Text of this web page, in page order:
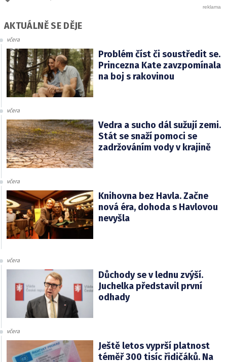
AKTUÁLNĚ SE DĚJE
včera
Problém číst či soustředit se.
Princezna Kate zavzpomínala
na boj s rakovinou
včera
Vedra a sucho dál sužují zemi.
Stát se snaží pomoci se
zadržováním vody v krajině
včera
Knihovna bez Havla. Začne
nová éra, dohoda s Havlovou
nevyšla
včera
Důchody se v lednu zvýší.
Juchelka představil první
odhady
včera
Ještě letos vyprší platnost
téměř 300 tisíc řidičáků. Na